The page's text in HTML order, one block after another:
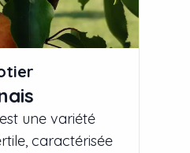
une variété
caractérisée